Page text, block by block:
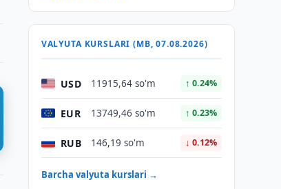
VALYUTA KURSLARI (MB, 07.08.2026)
USD 11915,64 so'm ↑ 0.24%
EUR 13749,46 so'm ↑ 0.23%
RUB 146,19 so'm ↓ 0.12%
Barcha valyuta kurslari →